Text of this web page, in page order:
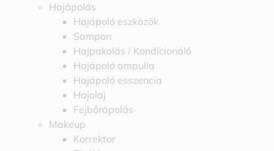
Hajápolás
Hajápoló eszközök
Sampon
Hajpakolás / Kondícionáló
Hajápoló ampulla
Hajápoló esszencia
Hajolaj
Fejbőrápolás
Makeup
Korrektor